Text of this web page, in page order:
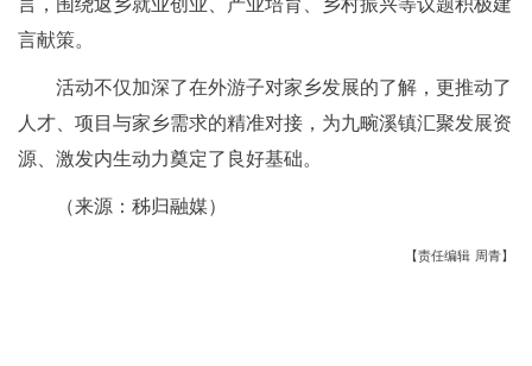
言献策。
活动不仅加深了在外游子对家乡发展的了解，更推动了
人才、项目与家乡需求的精准对接，为九畹溪镇汇聚发展资
源、激发内生动力奠定了良好基础。
（来源：秭归融媒）
【责任编辑 周青】